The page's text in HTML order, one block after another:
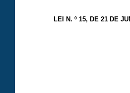
LEI N. º 15, DE 21 DE